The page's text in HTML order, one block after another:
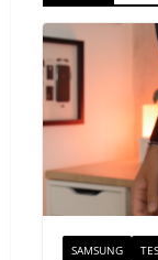
t
r
e
e
-
a
i
SAMSUNG